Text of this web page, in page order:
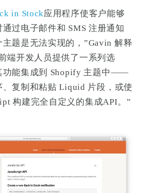
in Stock应用程序使客户能够
过电子邮件和 SMS 注册通知
题是无法实现的，”Gavin 解释
端开发人员提供了一系列选
功能集成到 Shopify 主题中——
复制和粘贴 Liquid 片段，或使
构建完全自定义的集成API。”